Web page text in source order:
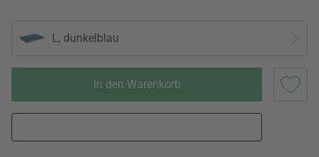
L, dunkelblau
In den Warenkorb